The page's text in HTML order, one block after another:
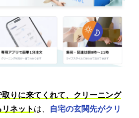
取りに来てくれて、クリーニング
ネット は、
自宅の玄関先がクリ